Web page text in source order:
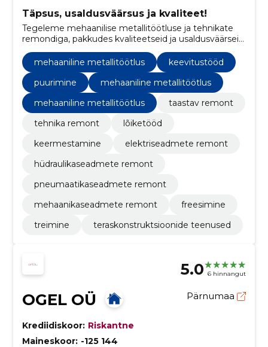
Täpsus, usaldusväärsus ja kvaliteet!
Tegeleme mehaanilise metallitöötluse ja tehnikate
remondiga, pakkudes kvaliteetseid ja usaldusväärseid
teenuseid.
mehaaniline metallitöötlus
keevitustööd
puurimine
mehaaniline metallitöötlus
mehaaniline metallitöötlus
taastav remont
tehnika remont
lõiketööd
keermestamine
elektriseadmete remont
hüdraulikaseadmete remont
pneumaatikaseadmete remont
mehaanikaseadmete remont
freesimine
treimine
teraskonstruktsioonide teenused
5.0 6 hinnangut
OGEL OÜ Pärnumaa
Krediidiskoor: Riskantne
Maineskoor: -125 144